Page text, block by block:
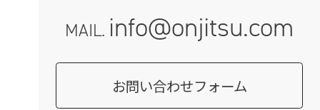
MAIL. info@onjitsu.com
お問い合わせフォーム